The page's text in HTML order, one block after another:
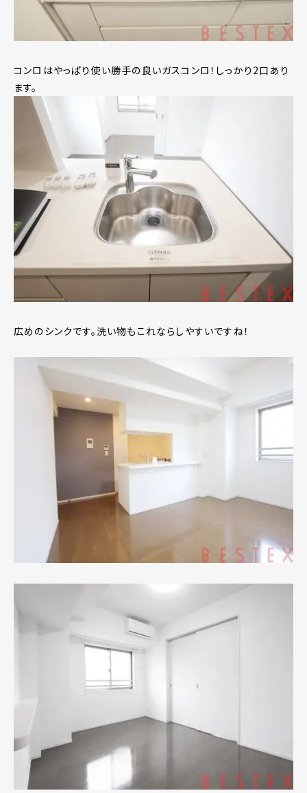
コンロはやっぱり使い勝手の良いガスコンロ！しっかり2口あり
ます。
広めのシンクです。洗い物もこれならしやすいですね！